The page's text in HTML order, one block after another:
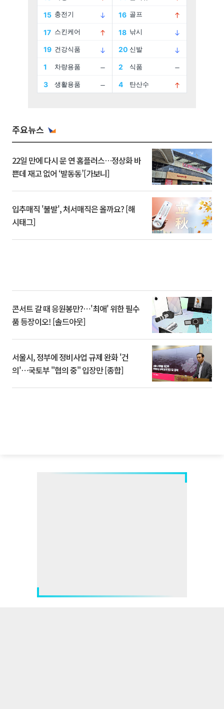
주요뉴스
22일 만에 다시 문 연 홈플러스…정상화 바
쁜데 재고 없어 ‘발동동’[가보니]
입추매직 '불발', 처서매직은 올까요? [해
시태그]
콘서트 갈 때 응원봉만?⋯'최애' 위한 필수
품 등장이오! [솔드아웃]
서울시, 정부에 정비사업 규제 완화 '건
의'⋯국토부 "협의 중" 입장만 [종합]